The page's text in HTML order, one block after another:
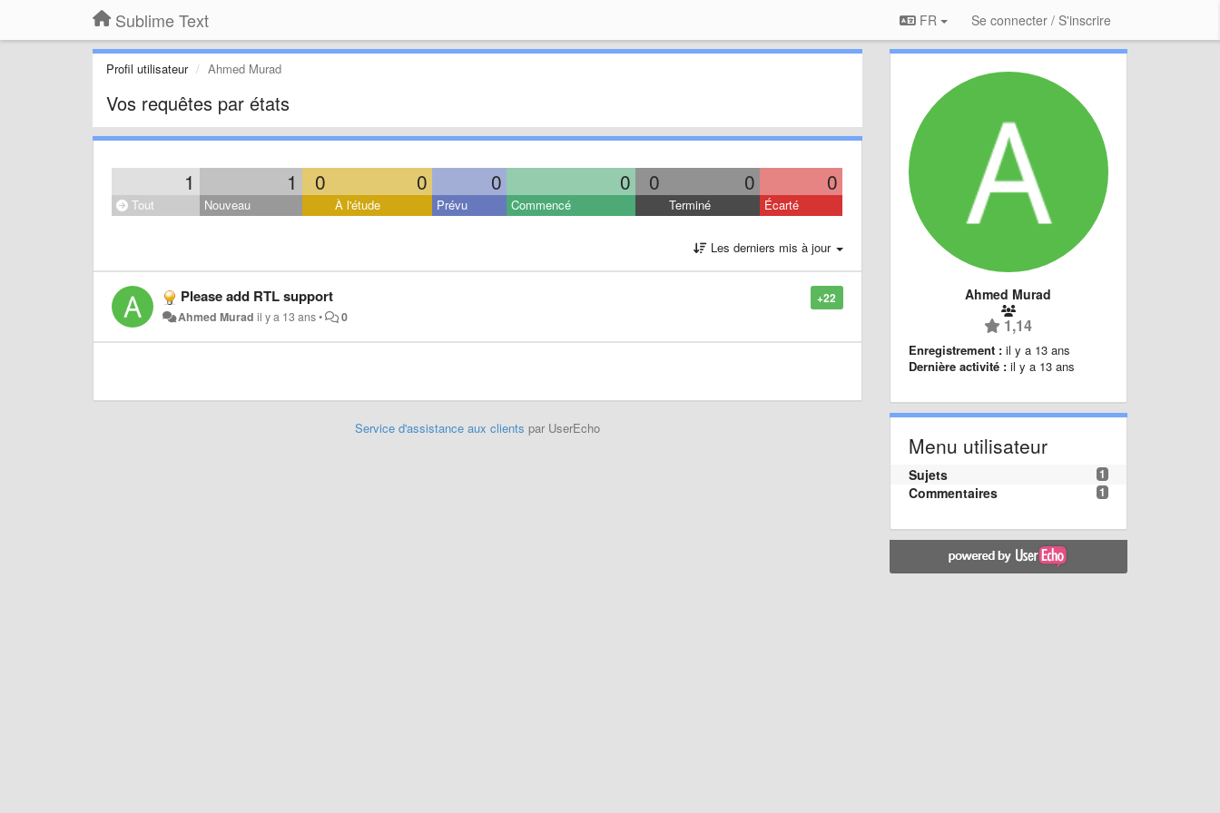
Sublime Text FR Se connecter / S'inscrire
Profil utilisateur Ahmed Murad
Vos requêtes par états
1 1 0 0 0 0 0 0 0
Tout Nouveau À l'étude Prévu Commencé Terminé Écarté
Les derniers mis à jour
+22
Please add RTL support
Ahmed Murad il y a 13 ans• 0
Service d'assistance aux clients par UserEcho
Ahmed Murad
1,14
Enregistrement : il y a 13 ans
Dernière activité : il y a 13 ans
Menu utilisateur
1
Sujets
1
Commentaires